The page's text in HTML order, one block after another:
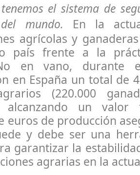
el sistema de
mundo. En la
agrícolas y
país frente a la
en vano, durante
en España un total de
(220.000
alcanzando un
euros de producción
y debe ser una
garantizar la
agrarias en la